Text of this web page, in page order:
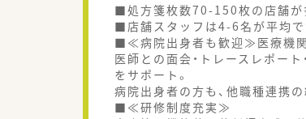
■処方箋枚数70-150枚の店舗が
■店舗スタッフは4-6名が平均で
■≪病院出身者も歓迎≫医療機関
医師との面会・トレースレポー
をサポート。
病院出身者の方も、他職種連携の
■≪研修制度充実≫